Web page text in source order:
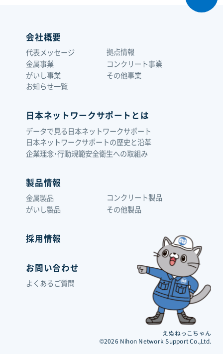
えぬねっこちゃん
©2026 Nihon Network Support Co.,Ltd.
会社概要
代表メッセージ
拠点情報
金属事業
コンクリート事業
がいし事業
その他事業
お知らせ一覧
日本ネットワークサポートとは
データで見る日本ネットワークサポート
日本ネットワークサポートの歴史と沿革
企業理念・行動規範安全衛生への取組み
製品情報
金属製品
コンクリート製品
がいし製品
その他製品
採用情報
お問い合わせ
よくあるご質問